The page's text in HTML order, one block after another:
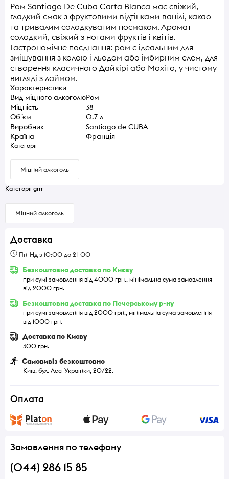
Ром Santiago De Cuba Carta Blanca має свіжий,
гладкий смак з фруктовими відтінками ванілі, какао
та тривалим солодкуватим посмаком. Аромат
солодкий, свіжий з нотами фруктів і квітів.
Гастрономічне поєднання: ром є ідеальним для
змішування з колою і льодом або імбирним елем, для
створення класичного Дайкірі або Мохіто, у чистому
вигляді з лаймом.
Характеристики
Вид міцного алкоголюРом
Міцність
38
Об `єм
0.7 л
Виробник
Santiago de CUBA
Країна
Франція
Категорії
Міцний алкоголь
Категорії grrr
Міцний алкоголь
Доставка
Пн-Нд з 10:00 до 21-00
Безкоштовна доставка по Києву
при сумі замовлення від 4000 грн., мінімальна сума замовлення
від 2000 грн.
Безкоштовна доставка по Печерському р-ну
при сумі замовлення від 2000 грн., мінімальна сума замовлення
від 1000 грн.
Доставка по Києву
300 грн.
Самовивіз безкоштовно
Київ, бул. Лесі Українки, 20/22.
Оплата
Замовлення по телефону
(044) 286 15 85